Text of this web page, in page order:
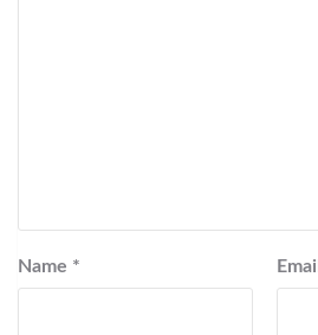
Name * Email